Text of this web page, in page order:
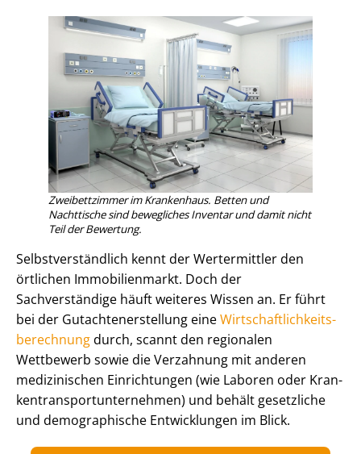
Zweibettzimmer im Krankenhaus. Betten und
Nachttische sind bewegliches Inventar und damit nicht
Teil der Bewertung.
Selbst­ver­ständ­lich kennt der Wertermittler den
örtlichen Immobilienmarkt. Doch der
Sachverständige häuft weiteres Wissen an. Er führt
bei der Gut­ach­ten­er­stel­lung eineWirt­schaft­lich­keits­
be­rech­nungdurch, scannt den regionalen
Wettbewerb sowie die Verzahnung mit anderen
medizinischen Einrichtungen (wie Laboren oder Kran­
ken­trans­port­un­ter­neh­men) und behält gesetzliche
und demographische Entwicklungen im Blick.